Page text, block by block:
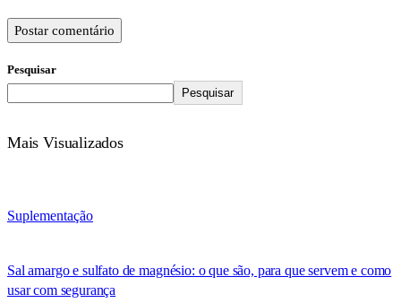
Postar comentário
Pesquisar
Pesquisar
Mais Visualizados
Suplementação
Sal amargo e sulfato de magnésio: o que são, para que servem e como
usar com segurança